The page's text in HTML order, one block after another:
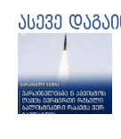
ასევე